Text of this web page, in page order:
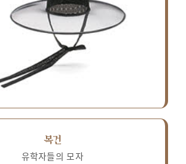
복건
유학자들의 모자